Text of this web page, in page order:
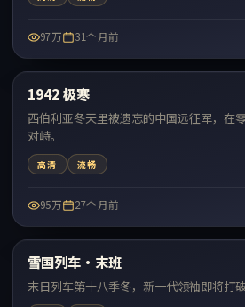
97万 31个月前
热门
1942 极寒
西伯利亚冬天里被遗忘的中国远征军，在
对峙。
高清 流畅
95万 27个月前
热门
雪国列车·末班
末日列车第十八季冬，新一代领袖即将打